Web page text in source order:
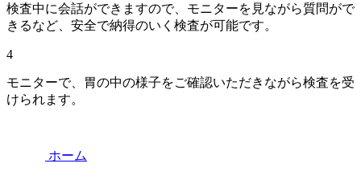
検査中に会話ができますので、モニターを見ながら質問がで
きるなど、安全で納得のいく検査が可能です。
4
モニターで、胃の中の様子をご確認いただきながら検査を受
けられます。
ホーム